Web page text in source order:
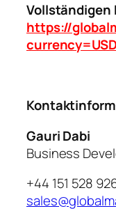
Vollständigen
https://
Gauri Dabi
Business
+44 151 528